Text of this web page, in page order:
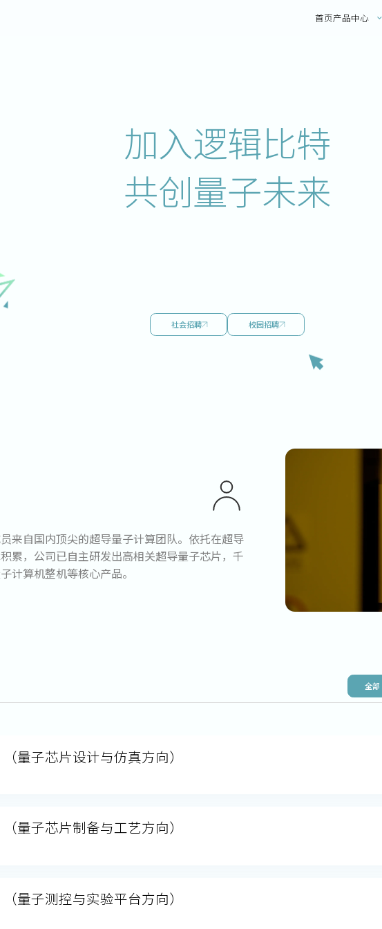
首页产品中心
加入逻辑比特
共创量子未来
社会招聘 校园招聘
来自国内顶尖的超导量子计算团队。依托在超导
累，公司已自主研发出高相关超导量子芯片，千
计算机整机等核心产品。
全部
量子芯片设计与仿真方向）
量子芯片制备与工艺方向）
量子测控与实验平台方向）